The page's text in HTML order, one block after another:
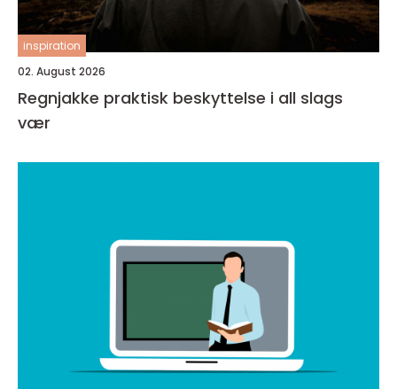
inspiration
02. August 2026
Regnjakke praktisk beskyttelse i all slags
vær